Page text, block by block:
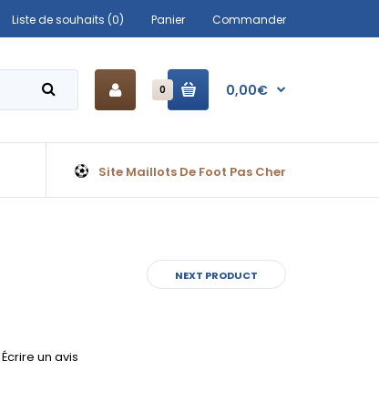
Liste de souhaits (0) Panier Commander
0 0,00€
Site Maillots De Foot Pas Cher
NEXT PRODUCT
Écrire un avis